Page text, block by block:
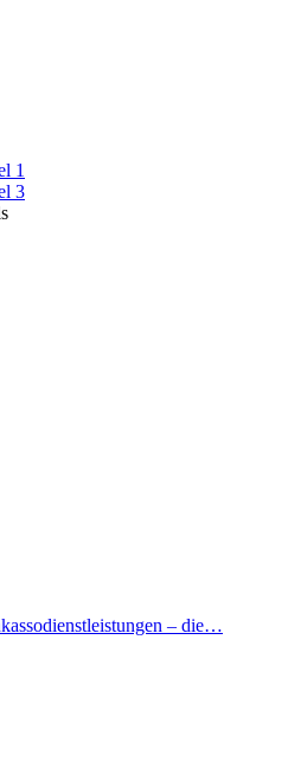
1
3
– die…